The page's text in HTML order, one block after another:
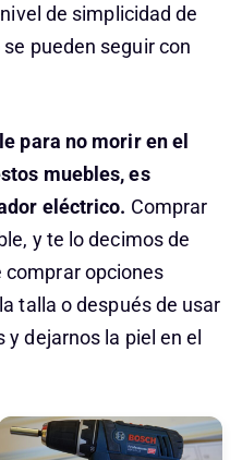
de simplicidad de
pueden seguir con
para no morir en el
muebles, es
eléctrico. Comprar
y te lo decimos de
comprar opciones
talla o después de usar
dejarnos la piel en el